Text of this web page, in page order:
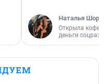
Наталья
Открыла
деньги